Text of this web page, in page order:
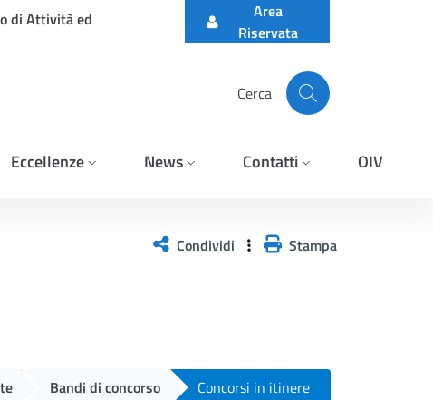
di Attività ed
Area
Riservata
Cerca
Eccellenze News Contatti OIV
Condividi Stampa
Bandi di concorso Concorsi in itinere